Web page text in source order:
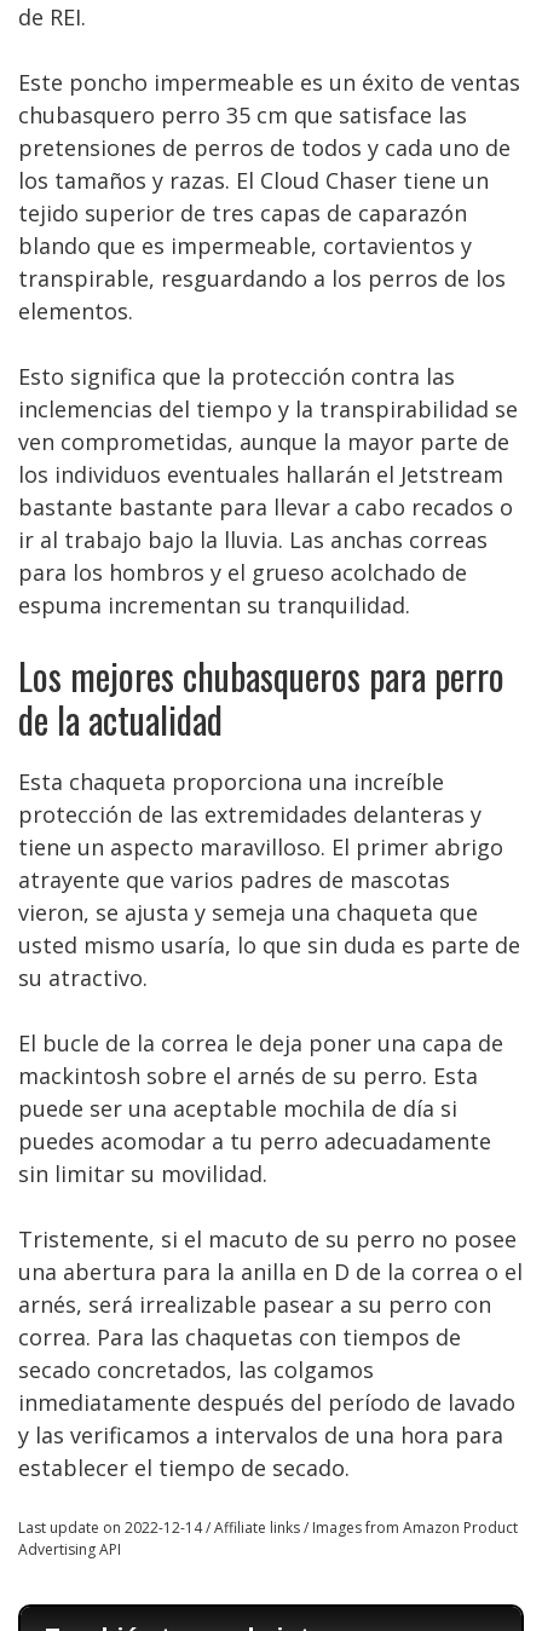
de REI.
Este poncho impermeable es un éxito de ventas
chubasquero perro 35 cm que satisface las
pretensiones de perros de todos y cada uno de
los tamaños y razas. El Cloud Chaser tiene un
tejido superior de tres capas de caparazón
blando que es impermeable, cortavientos y
transpirable, resguardando a los perros de los
elementos.
Esto significa que la protección contra las
inclemencias del tiempo y la transpirabilidad se
ven comprometidas, aunque la mayor parte de
los individuos eventuales hallarán el Jetstream
bastante bastante para llevar a cabo recados o
ir al trabajo bajo la lluvia. Las anchas correas
para los hombros y el grueso acolchado de
espuma incrementan su tranquilidad.
Los mejores chubasqueros para perro
de la actualidad
Esta chaqueta proporciona una increíble
protección de las extremidades delanteras y
tiene un aspecto maravilloso. El primer abrigo
atrayente que varios padres de mascotas
vieron, se ajusta y semeja una chaqueta que
usted mismo usaría, lo que sin duda es parte de
su atractivo.
El bucle de la correa le deja poner una capa de
mackintosh sobre el arnés de su perro. Esta
puede ser una aceptable mochila de día si
puedes acomodar a tu perro adecuadamente
sin limitar su movilidad.
Tristemente, si el macuto de su perro no posee
una abertura para la anilla en D de la correa o el
arnés, será irrealizable pasear a su perro con
correa. Para las chaquetas con tiempos de
secado concretados, las colgamos
inmediatamente después del período de lavado
y las verificamos a intervalos de una hora para
establecer el tiempo de secado.
Last update on 2022-12-14 / Affiliate links / Images from Amazon Product
Advertising API